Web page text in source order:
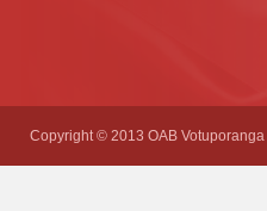
Copyright © 2013 OAB